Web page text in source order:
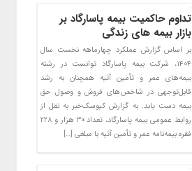
تداوم حاکمیت بیمه پاسارگاد بر
بازار بیمه های زندگی
بر اساس گزارش عملکرد چهارماهه نخست سال
۱۴۰۴، شرکت بیمه پاسارگاد توانست در رشته
بیمه‌های عمر و تأمین آتیه همچنان به رشد
قابل‌توجهی در شاخص‌های فروش و وصول حق
بیمه دست یابد. به گزارش کیوسک‌خبر به نقل از
روابط عمومی بیمه پاسارگاد، تعداد ۳۰ هزار و ۲۲۸
فقره بیمه‌نامه عمر و تأمین آتیه با مبلغی […]